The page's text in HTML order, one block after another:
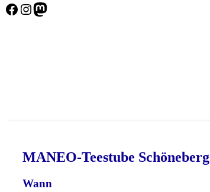
Facebook Instagram Mastodon
MANEO-Teestube Schöneberg
Wann